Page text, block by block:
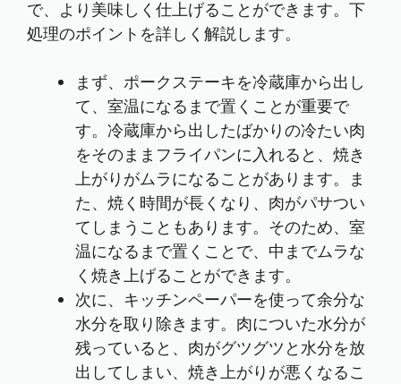
で、より美味しく仕上げることができます。下
処理のポイントを詳しく解説します。
まず、ポークステーキを冷蔵庫から出し
て、室温になるまで置くことが重要で
す。冷蔵庫から出したばかりの冷たい肉
をそのままフライパンに入れると、焼き
上がりがムラになることがあります。ま
た、焼く時間が長くなり、肉がパサつい
てしまうこともあります。そのため、室
温になるまで置くことで、中までムラな
く焼き上げることができます。
次に、キッチンペーパーを使って余分な
水分を取り除きます。肉についた水分が
残っていると、肉がグツグツと水分を放
出してしまい、焼き上がりが悪くなるこ